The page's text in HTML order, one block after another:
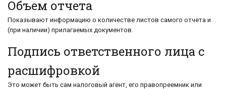
Объем отчета
Показывают информацию о количестве листов самого отчета и
(при наличии) прилагаемых документов.
Подпись ответственного лица с
расшифровкой
Это может быть сам налоговый агент, его правопреемник или